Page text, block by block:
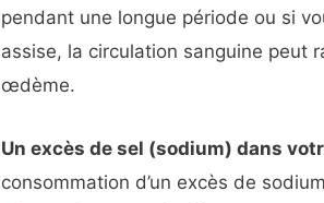
pendant une longue période ou si
assise, la circulation sanguine peut
œdème.
Un excès de sel (sodium) dans
consommation d’un excès de